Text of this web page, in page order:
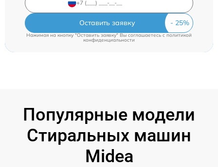
Оставить заявку
Нажимая на кнопку "Оставить заявку" Вы соглашаетесь cполитикой
конфиденциальности
Популярные модели
Стиральных машин
Midea